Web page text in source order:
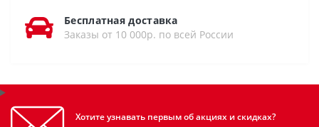
Бесплатная доставка
Заказы от 10 000р. по всей России
Хотите узнавать первым об акциях и скидках?